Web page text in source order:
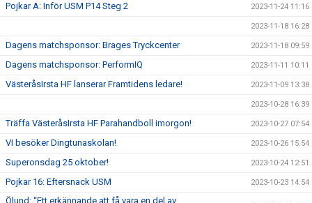
Pojkar A: Inför USM P14 Steg 2 2023-11-24 11:16
2023-11-18 16:28
Dagens matchsponsor: Brages Tryckcenter 2023-11-18 09:59
Dagens matchsponsor: PerformIQ 2023-11-11 10:11
VästeråsIrsta HF lanserar Framtidens ledare! 2023-11-09 13:38
2023-10-28 16:39
Träffa VästeråsIrsta HF Parahandboll imorgon! 2023-10-27 07:54
VI besöker Dingtunaskolan! 2023-10-26 15:54
Superonsdag 25 oktober! 2023-10-24 12:51
Pojkar 16: Eftersnack USM 2023-10-23 14:54
Ölund: “Ett erkännande att få vara en del av